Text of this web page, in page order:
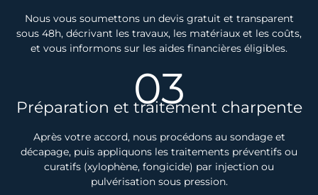
Nous vous soumettons un devis gratuit et transparent
sous 48h, décrivant les travaux, les matériaux et les coûts,
et vous informons sur les aides financières éligibles.
03
Préparation et traitement charpente
Après votre accord, nous procédons au sondage et
décapage, puis appliquons les traitements préventifs ou
curatifs (xylophène, fongicide) par injection ou
pulvérisation sous pression.